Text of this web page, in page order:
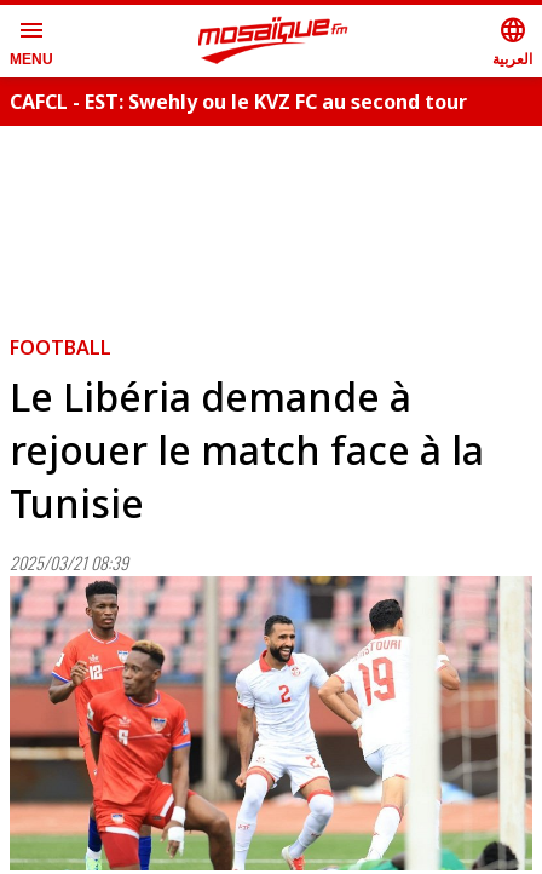
menu
MENU
language
العربية
CAFCL - EST: Swehly ou le KVZ FC au second tour
FOOTBALL
Le Libéria demande à
rejouer le match face à la
Tunisie
2025/03/21 08:39